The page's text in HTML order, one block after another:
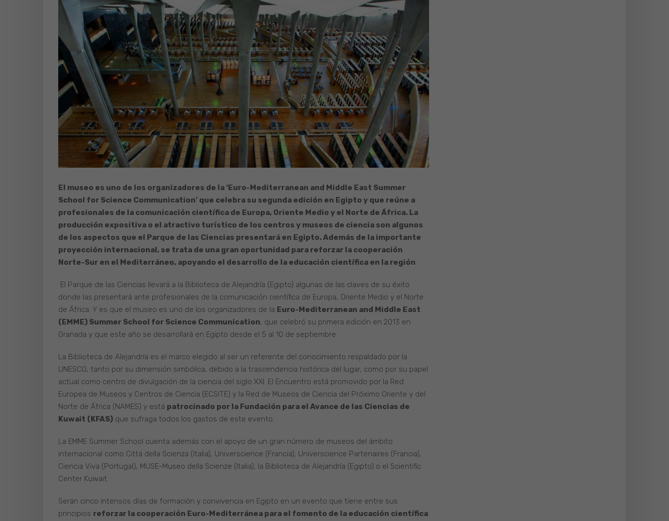
El museo es uno de los organizadores de la ‘Euro-Mediterranean and Middle East Summer
School for Science Communication’ que celebra su segunda edición en Egipto y que reúne a
profesionales de la comunicación científica de Europa, Oriente Medio y el Norte de África. La
producción expositiva o el atractivo turístico de los centros y museos de ciencia son algunos
de los aspectos que el Parque de las Ciencias presentará en Egipto. Además de la importante
proyección internacional, se trata de una gran oportunidad para reforzar la cooperación
Norte-Sur en el Mediterráneo, apoyando el desarrollo de la educación científica en la región
El Parque de las Ciencias llevará a la Biblioteca de Alejandría (Egipto) algunas de las claves de su éxito
donde las presentará ante profesionales de la comunicación científica de Europa, Oriente Medio y el Norte
de África. Y es que el museo es uno de los organizadores de la Euro-Mediterranean and Middle East
(EMME) Summer School for Science Communication, que celebró su primera edición en 2013 en
Granada y que este año se desarrollará en Egipto desde el 5 al 10 de septiembre.
La Biblioteca de Alejandría es el marco elegido al ser un referente del conocimiento respaldado por la
UNESCO, tanto por su dimensión simbólica, debido a la trascendencia histórica del lugar, como por su papel
actual como centro de divulgación de la ciencia del siglo XXI. El Encuentro está promovido por la Red
Europea de Museos y Centros de Ciencia (ECSITE) y la Red de Museos de Ciencia del Próximo Oriente y del
Norte de África (NAMES) y está patrocinado por la Fundación para el Avance de las Ciencias de
Kuwait (KFAS) que sufraga todos los gastos de este evento.
La EMME Summer School cuenta además con el apoyo de un gran número de museos del ámbito
internacional como Cittá della Scienza (Italia), Universcience (Francia), Universcience Partenaires (Francia),
Ciencia Viva (Portugal), MUSE-Museo della Scienze (Italia), la Biblioteca de Alejandría (Egipto) o el Scientific
Center Kuwait.
Serán cinco intensos días de formación y convivencia en Egipto en un evento que tiene entre sus
principios reforzar la cooperación Euro-Mediterránea para el fomento de la educación científica